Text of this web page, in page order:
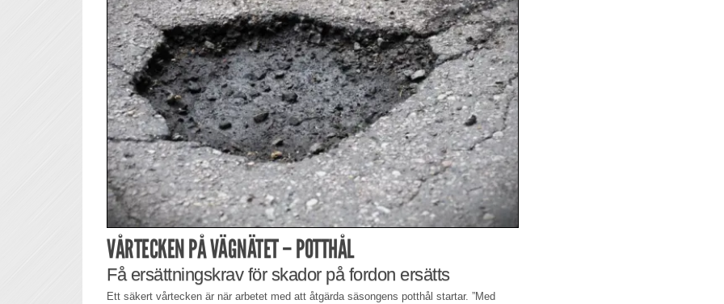
VÅRTECKEN PÅ VÄGNÄTET – POTTHÅL
Få ersättningskrav för skador på fordon ersätts
Ett säkert vårtecken är när arbetet med att åtgärda säsongens potthål startar. ”Med